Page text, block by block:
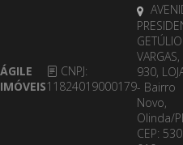
ÁGILE
IMÓVEIS
CNPJ:
11824019000179
GETÚLIO
VARGAS,
930,
- Bairro
Novo,
Olinda/
CEP: